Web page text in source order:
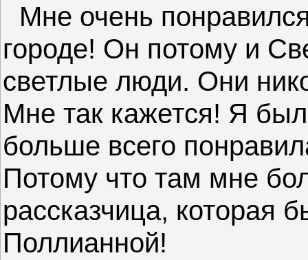
Мне очень
городе! Он потому и
светлые люди. Они
Мне так кажется! Я
больше всего
Потому что там мне
рассказчица, которая
Поллианной!